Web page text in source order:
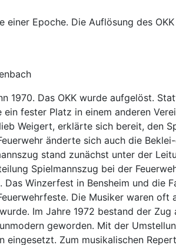
Epoche. Die Auflösung des
1970. Das OKK wurde aufgelöst.
fester Platz in einem anderen
Weigert, erklärte sich bereit, den
änderte sich auch die
stand zunächst unter der
Spielmannszug bei der
Winzerfest in Bensheim und die
Die Musiker waren
Im Jahre 1972 bestand der
geworden. Mit der
Zum musikalischen